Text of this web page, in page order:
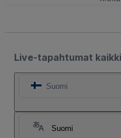
Live-tapahtumat
Suomi
Suomi